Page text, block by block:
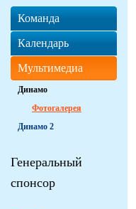
Команда
Календарь
Мультимедиа
Динамо
Фотогалерея
Динамо 2
Генеральный
спонсор